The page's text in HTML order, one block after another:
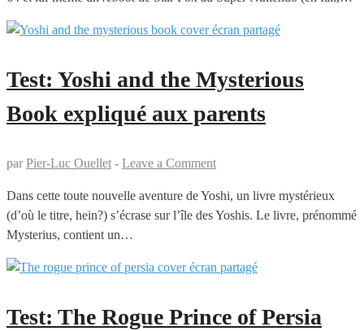
Test: Yoshi and the Mysterious
Book expliqué aux parents
par Pier-Luc Ouellet - Leave a Comment
Dans cette toute nouvelle aventure de Yoshi, un livre mystérieux
(d’où le titre, hein?) s’écrase sur l’île des Yoshis. Le livre, prénommé
Mysterius, contient un…
Test: The Rogue Prince of Persia